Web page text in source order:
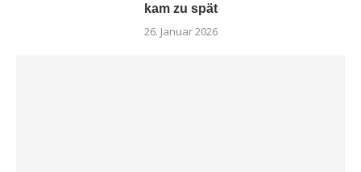
kam zu spät
26. Januar 2026